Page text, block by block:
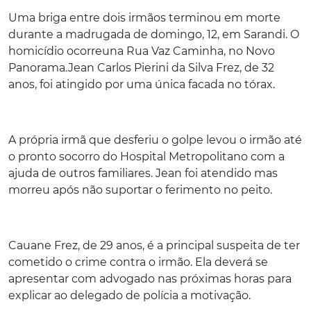
Uma briga entre dois irmãos terminou em morte
durante a madrugada de domingo, 12, em Sarandi. O
homicídio ocorreuna Rua Vaz Caminha, no Novo
Panorama.Jean Carlos Pierini da Silva Frez, de 32
anos, foi atingido por uma única facada no tórax.
A própria irmã que desferiu o golpe levou o irmão até
o pronto socorro do Hospital Metropolitano com a
ajuda de outros familiares. Jean foi atendido mas
morreu após não suportar o ferimento no peito.
Cauane Frez, de 29 anos, é a principal suspeita de ter
cometido o crime contra o irmão. Ela deverá se
apresentar com advogado nas próximas horas para
explicar ao delegado de polícia a motivação.